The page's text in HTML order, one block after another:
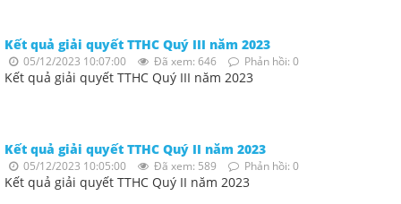
Kết quả giải quyết TTHC Quý III năm 2023
05/12/2023 10:07:00 Đã xem: 646 Phản hồi: 0
Kết quả giải quyết TTHC Quý III năm 2023
Kết quả giải quyết TTHC Quý II năm 2023
05/12/2023 10:05:00 Đã xem: 589 Phản hồi: 0
Kết quả giải quyết TTHC Quý II năm 2023